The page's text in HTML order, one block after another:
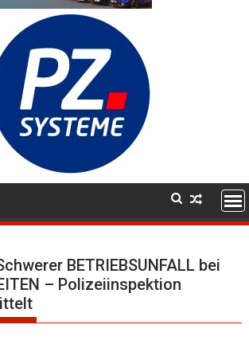
BETRIEBSUNFALL bei
– Polizeiinspektion